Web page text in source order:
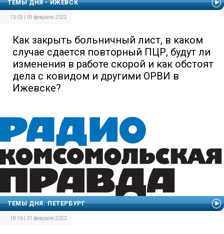
ТЕМЫ ДНЯ - ИЖЕВСК
13:03 | 09 февраля 2022
Как закрыть больничный лист, в каком
случае сдается повторный ПЦР, будут ли
изменения в работе скорой и как обстоят
дела с ковидом и другими ОРВИ в
Ижевске?
ТЕМЫ ДНЯ. ПЕТЕРБУРГ
18:16 | 01 февраля 2022